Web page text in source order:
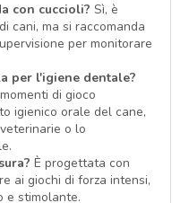
con cuccioli? Sì, è
cani, ma si raccomanda
per monitorare
per l'igiene dentale?
di gioco
igienico orale del cane,
o lo
È progettata con
ai giochi di forza intensi,
e stimolante.